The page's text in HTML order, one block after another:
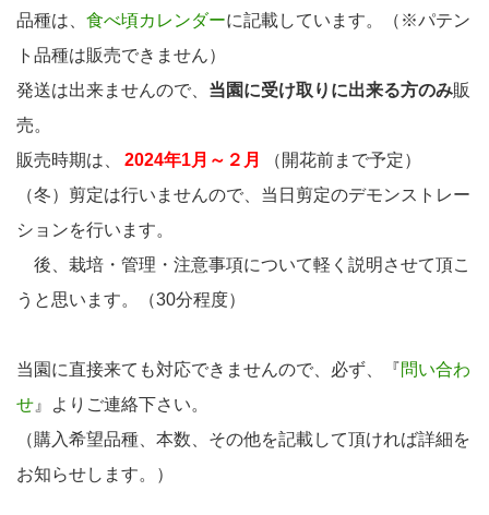
品種は、 食べ頃カレンダーに記載しています。（※パテン
ト品種は販売できません）
発送は出来ませんので、 当園に受け取りに出来る方のみ販
売。
販売時期は、
2024年1月～２月
（開花前まで予定）
（冬）剪定は行いませんので、当日剪定のデモンストレー
ションを行います。
後、栽培・管理・注意事項について軽く説明させて頂こ
うと思います。（30分程度）
当園に直接来ても対応できませんので、必ず、『問い合わ
せ 』よりご連絡下さい。
（購入希望品種、本数、その他を記載して頂ければ詳細を
お知らせします。）